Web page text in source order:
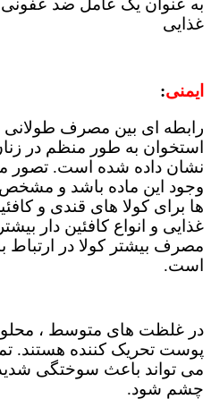
به عنوان یک عامل ضد عفونی
غذایی
ایمنی:
رابطه ای بین مصرف طولانی
استخوان به طور منظم در
نشان داده شده است. تصور
وجود این ماده باشد و
ها برای کولا های قندی و
غذایی و انواع کافئین دار
مصرف بیشتر کولا در ارتباط
است.
در غلظت های متوسط ،
پوست تحریک کننده هستند.
می تواند باعث سوختگی
چشم شود.